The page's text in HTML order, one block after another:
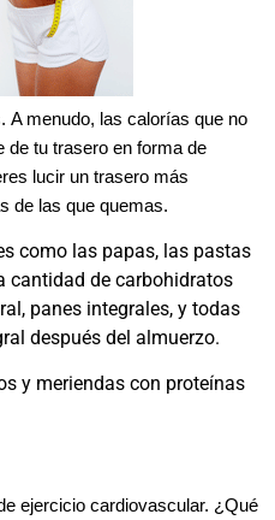
A menudo, las calorías que no
de tu trasero en forma de
lucir un trasero más
de las que quemas.
como las papas, las pastas
cantidad de carbohidratos
panes integrales, y todas
después del almuerzo.
y meriendas con proteínas
ejercicio cardiovascular. ¿Qué